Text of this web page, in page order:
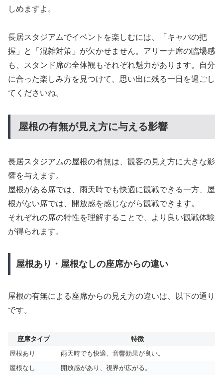
しめますよ。
長居スタジアムでイベントを楽しむには、「キャパの把
握」と「混雑対策」が欠かせません。アリーナ席の臨場感
も、スタンド席の全体観もそれぞれ魅力があります。自分
に合った楽しみ方を見つけて、思い出に残る一日を過ごし
てくださいね。
屋根の有無が見え方に与える影響
長居スタジアムの屋根の有無は、観客の見え方に大きな影
響を与えます。
屋根がある席では、雨天時でも快適に観戦できる一方、屋
根がない席では、開放感を感じながら観戦できます。
それぞれの席の特性を理解することで、より良い観戦体験
が得られます。
屋根あり・屋根なしの座席からの違い
屋根の有無による座席からの見え方の違いは、以下の通り
です。
座席タイプ
特徴
屋根あり
雨天時でも快適、音響効果が良い。
屋根なし
開放感があり、視界が広がる。